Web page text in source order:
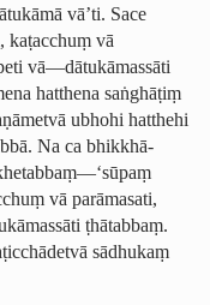
vā’ti. Sace
kaṭacchuṃ vā
vā—dātukāmassāti
hatthena saṅghāṭiṃ
ubhohi hatthehi
Na ca ­bhik­khā­
vā parāmasati,
ṭhātabbaṃ.
sādhukaṃ